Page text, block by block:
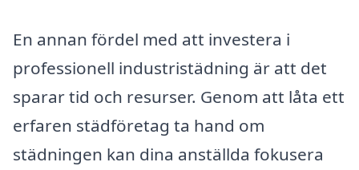
En annan fördel med att investera i
professionell industristädning är att det
sparar tid och resurser. Genom att låta ett
erfaren städföretag ta hand om
städningen kan dina anställda fokusera